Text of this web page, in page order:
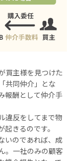
買主様を見つけた
共同仲介」とな
報酬として仲介手
違反をしてまで物
きるのです。
いのであれば、成
。一社のみの顧客